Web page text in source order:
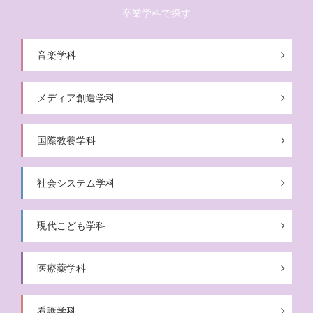
卒業学科で探す
音楽学科
メディア創造学科
国際教養学科
社会システム学科
現代こども学科
医療薬学科